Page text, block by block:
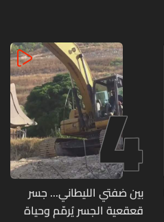
4
بين ضفتي الليطاني... جسر
قعقعية الجسر يُرمّم وحياة